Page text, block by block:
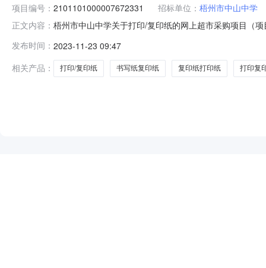
项目编号： 2101101000007672331 招标单位： 梧州市中山中学
正文内容： 梧州市中山中学关于打印/复印纸的网上超市采购项目（
1LXZC2023-W1-00559-001400.02LXZC2023-W1-
发布时间： 2023-11-23 09:47
相关产品：
打印/复印纸 书写纸复印纸 复印纸打印纸 打印复